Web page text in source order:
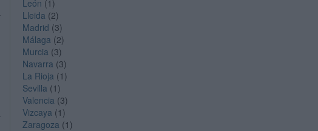
León (1)
Lleida (2)
Madrid (3)
Málaga (2)
Murcia (3)
Navarra (3)
La Rioja (1)
Sevilla (1)
Valencia (3)
Vizcaya (1)
Zaragoza (1)